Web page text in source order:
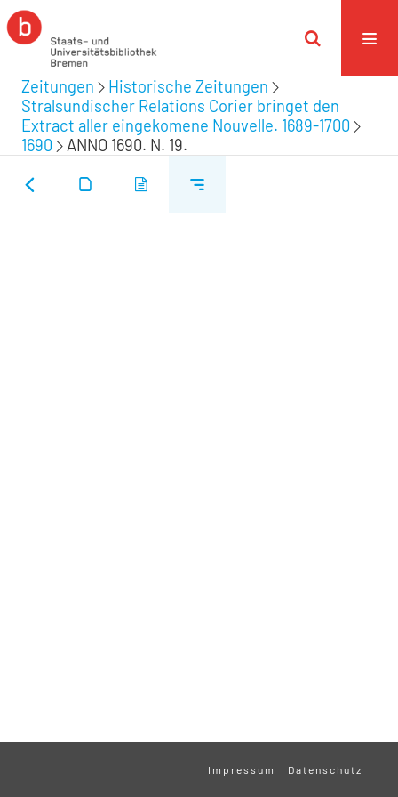
Zeitungen
Historische Zeitungen
Stralsundischer Relations Corier bringet den
Extract aller eingekomene Nouvelle. 1689-1700
1690
ANNO 1690. N. 19.
Impressum Datenschutz